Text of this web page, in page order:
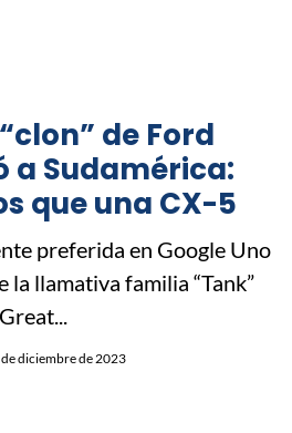
de Ford
a Sudamérica:
que una CX-5
preferida en Google Uno
la llamativa familia “Tank”
diciembre de 2023